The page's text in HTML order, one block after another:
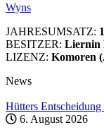
Wyns
JAHRESUMSATZ:
BESITZER: Liernin
LIZENZ: Komoren
News
Hütters
6. August 2026